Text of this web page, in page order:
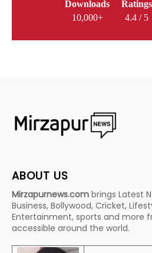
Downloads
10,000+
Ratings
4.4 / 5
ABOUT US
Mirzapurnews.com brings Latest
Business, Bollywood, Cricket,
Entertainment, sports and more
accessible around the world.